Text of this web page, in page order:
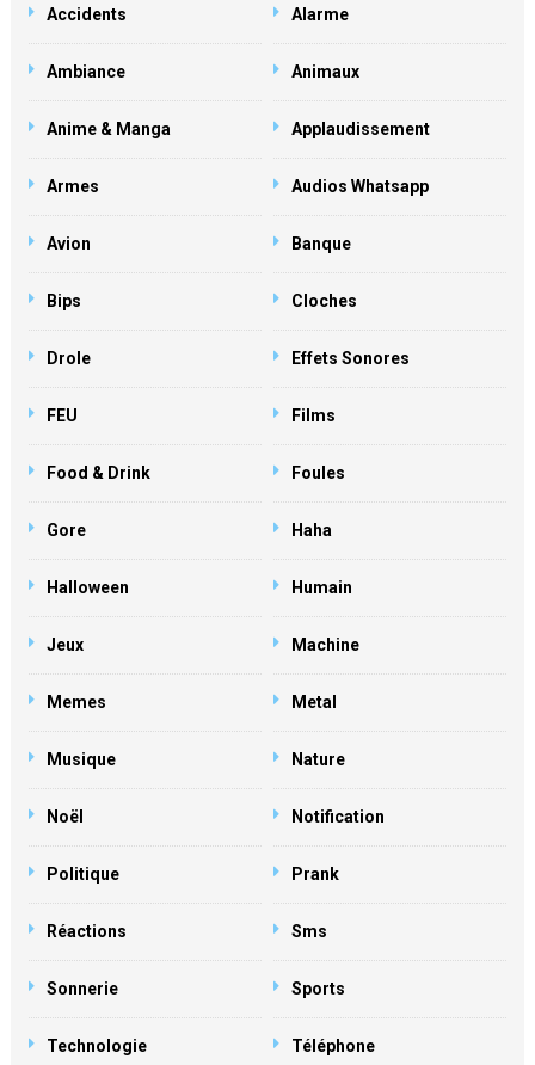
Accidents Alarme
Ambiance Animaux
Anime & Manga Applaudissement
Armes Audios Whatsapp
Avion Banque
Bips Cloches
Drole Effets Sonores
FEU Films
Food & Drink Foules
Gore Haha
Halloween Humain
Jeux Machine
Memes Metal
Musique Nature
Noël Notification
Politique Prank
Réactions Sms
Sonnerie Sports
Technologie Téléphone